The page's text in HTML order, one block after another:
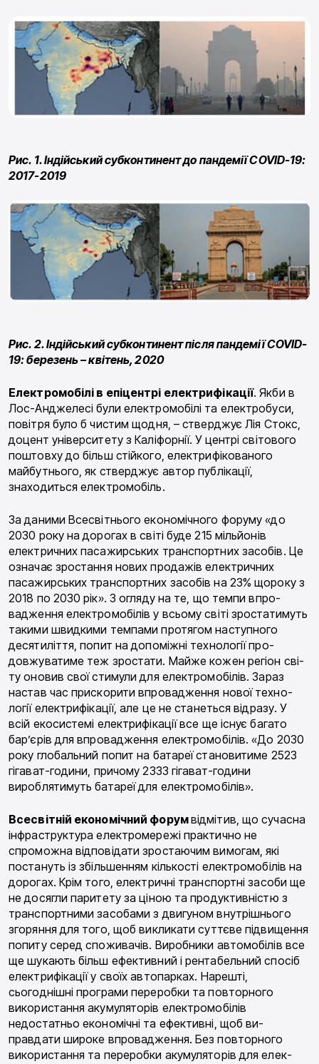
Рис. 1. Індійський субконтинент до пандемії COVID-19:
2017-2019
Рис. 2. Індійський субконтинент після пандемії COVID-
19: березень – квітень, 2020
Електромобілі в епіцентрі електрифікації. Якби в
Лос-Анджелесі були електромобілі та елек­тробуси,
повітря було б чистим щодня, – стверджує Лія Стокс,
доцент університету з Каліфорнії. У цент­рі світового
поштовху до більш стійкого, електрифі­кованого
майбутнього, як стверджує автор публіка­ції,
знаходиться електромобіль.
За даними Всесвітнього економічного форуму «до
2030 року на дорогах в світі буде 215 мільйонів
електричних пасажирських транспортних засобів. Це
означає зростання нових продажів електричних
пасажирських транспортних засобів на 23% щороку з
2018 по 2030 рік». З огляду на те, що темпи впро­
вадження електромобілів у всьому світі зростати­муть
такими швидкими темпами протягом наступ­ного
десятиліття, попит на допоміжні технології про­
довжуватиме теж зростати. Майже кожен регіон сві­
ту оновив свої стимули для електромобілів. Зараз
настав час прискорити впровадження нової техно­
логії електрифікації, але це не станеться відразу. У
всій екосистемі електрифікації все ще існує багато
бар’єрів для впровадження електромобілів. «До 2030
року глобальний попит на батареї становитиме 2523
гігават-години, причому 2333 гігават-години
вироблятимуть батареї для електромобілів».
Всесвітній економічний форумвідмітив, що сучасна
інфраструктура електромережі практично не
спроможна відповідати зростаючим вимогам, які
постануть із збільшенням кількості електромобілів на
дорогах. Крім того, електричні транспортні засо­би ще
не досягли паритету за ціною та продуктивні­стю з
транспортними засобами з двигуном внутрі­шнього
згоряння для того, щоб викликати суттєве підвищення
попиту серед споживачів. Виробники автомобілів все
ще шукають більш ефективний і рентабельний спосіб
електрифікації у своїх автопар­ках. Нарешті,
сьогоднішні програми переробки та повторного
використання акумуляторів електромо­білів
недостатньо економічні та ефективні, щоб ви­
правдати широке впровадження. Без повторного
використання та переробки акумуляторів для елек­